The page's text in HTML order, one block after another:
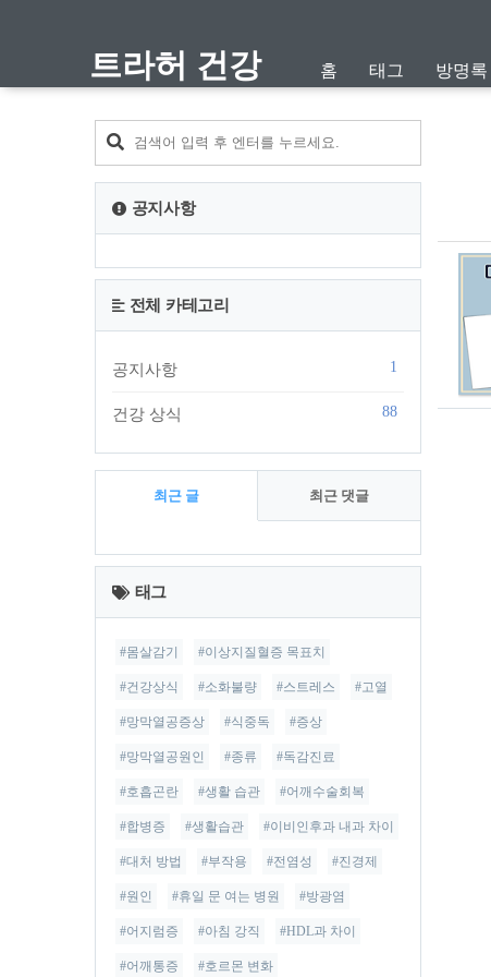
트라허 건강 홈 태그 방명록
공지사항
전체 카테고리
공지사항 1
건강 상식 88
최근 글 최근 댓글
최
근
글
태그
#몸살감기 #이상지질혈증 목표치
#건강상식 #소화불량 #스트레스 #고열
#망막열공증상 #식중독 #증상
#망막열공원인 #종류 #독감진료
#호흡곤란 #생활 습관 #어깨수술회복
#합병증 #생활습관 #이비인후과 내과 차이
#대처 방법 #부작용 #전염성 #진경제
#원인 #휴일 문 여는 병원 #방광염
#어지럼증 #아침 강직 #HDL과 차이
#어깨통증 #호르몬 변화